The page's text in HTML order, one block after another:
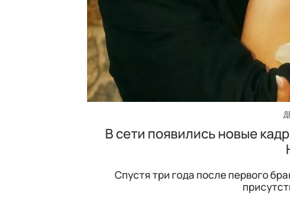
В сети появились новые
Спустя три года после первого